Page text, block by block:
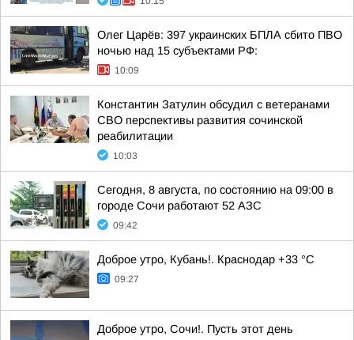
Олег Царёв: 397 украинских БПЛА сбито ПВО
ночью над 15 субъектами РФ:
10:09
Константин Затулин обсудил с ветеранами
СВО перспективы развития сочинской
реабилитации
10:03
Сегодня, 8 августа, по состоянию на 09:00 в
городе Сочи работают 52 АЗС
09:42
Доброе утро, Кубань!. Краснодар +33 °С
09:27
Доброе утро, Сочи!. Пусть этот день